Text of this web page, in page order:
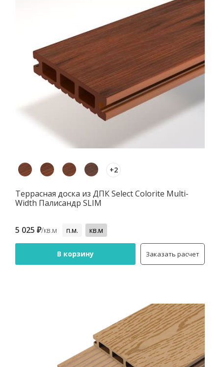
+2
Террасная доска из ДПК Select Colorite Multi-
Width Палисандр SLIM
5 025 ₽/кв.м п.м. кв.м
В корзину Заказать расчет